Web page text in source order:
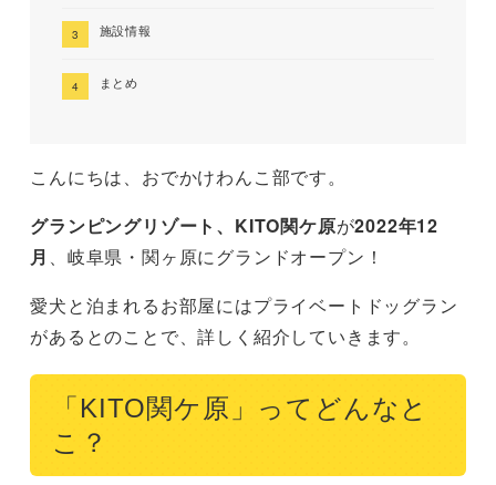
施設情報
まとめ
こんにちは、おでかけわんこ部です。
グランピングリゾート、KITO関ケ原が2022年12
月
、岐阜県・関ヶ原にグランドオープン！
愛犬と泊まれるお部屋にはプライベートドッグラン
があるとのことで、詳しく紹介していきます。
「KITO関ケ原」ってどんなと
こ？